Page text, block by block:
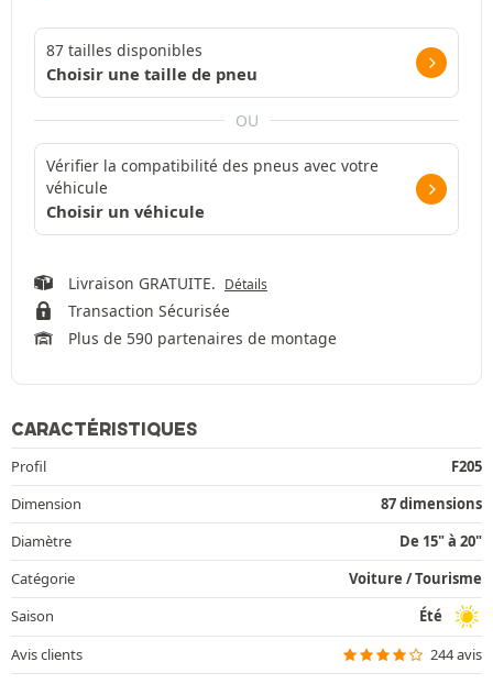
87 tailles disponibles
Choisir une taille de pneu
OU
Vérifier la compatibilité des pneus avec votre
véhicule
Choisir un véhicule
Livraison GRATUITE. Détails
Transaction Sécurisée
Plus de 590 partenaires de montage
CARACTÉRISTIQUES
Profil
F205
Dimension
87 dimensions
Diamètre
De 15" à 20"
Catégorie
Voiture / Tourisme
Saison
Été
Avis clients
244 avis